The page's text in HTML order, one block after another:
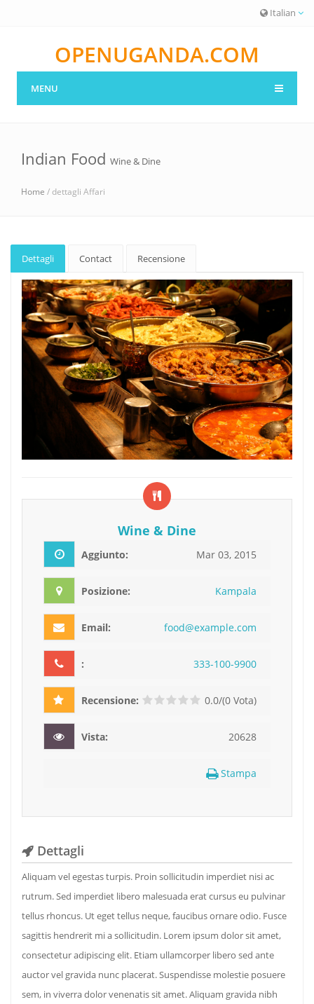
Italian
OPENUGANDA.COM
MENU
Indian Food Wine & Dine
Home / dettagli Affari
Dettagli Contact Recensione
Wine & Dine
Aggiunto: Mar 03, 2015
Posizione: Kampala
Email: food@example.com
: 333-100-9900
Recensione: 0.0/(0 Vota)
Vista: 20628
Stampa
Dettagli
Aliquam vel egestas turpis. Proin sollicitudin imperdiet nisi ac
rutrum. Sed imperdiet libero malesuada erat cursus eu pulvinar
tellus rhoncus. Ut eget tellus neque, faucibus ornare odio. Fusce
sagittis hendrerit mi a sollicitudin. Lorem ipsum dolor sit amet,
consectetur adipiscing elit. Etiam ullamcorper libero sed ante
auctor vel gravida nunc placerat. Suspendisse molestie posuere
sem, in viverra dolor venenatis sit amet. Aliquam gravida nibh